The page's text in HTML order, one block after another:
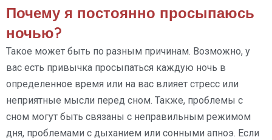
Почему я постоянно просыпаюсь
ночью?
Такое может быть по разным причинам. Возможно, у
вас есть привычка просыпаться каждую ночь в
определенное время или на вас влияет стресс или
неприятные мысли перед сном. Также, проблемы с
сном могут быть связаны с неправильным режимом
дня, проблемами с дыханием или сонными апноэ. Если